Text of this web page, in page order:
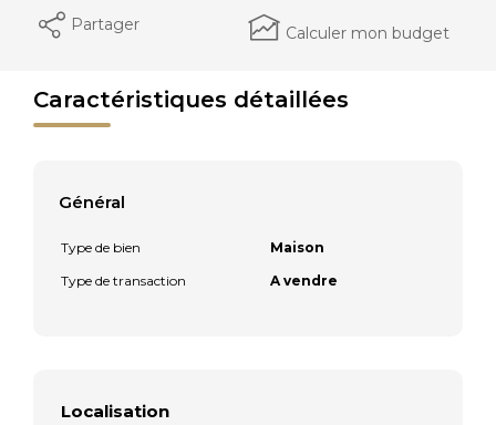
Partager
Calculer mon budget
Caractéristiques détaillées
Général
Type de bien
Maison
Type de transaction
A vendre
Localisation